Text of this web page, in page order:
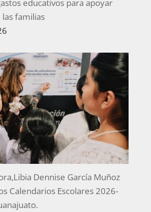
educativos para apoyar
familias
Dennise García Muñoz
Calendarios Escolares 2026-